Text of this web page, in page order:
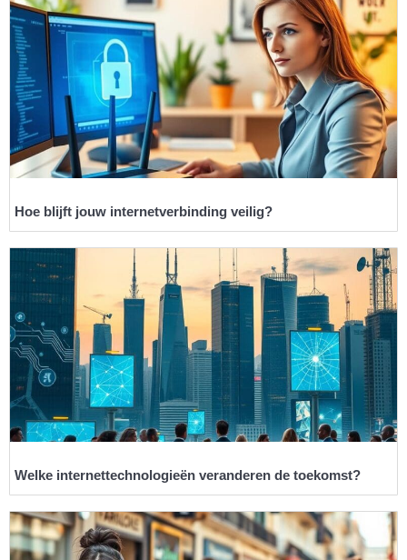
Hoe blijft jouw internetverbinding veilig?
Welke internettechnologieën veranderen de toekomst?